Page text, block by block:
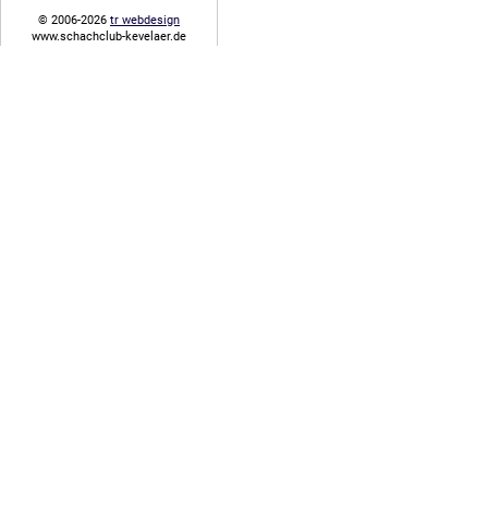
© 2006-2026 tr webdesign
www.schachclub-kevelaer.de